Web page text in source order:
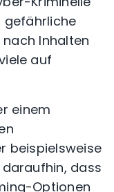
gefährliche
nach Inhalten
auf
einem
beispielsweise
dass
Optionen